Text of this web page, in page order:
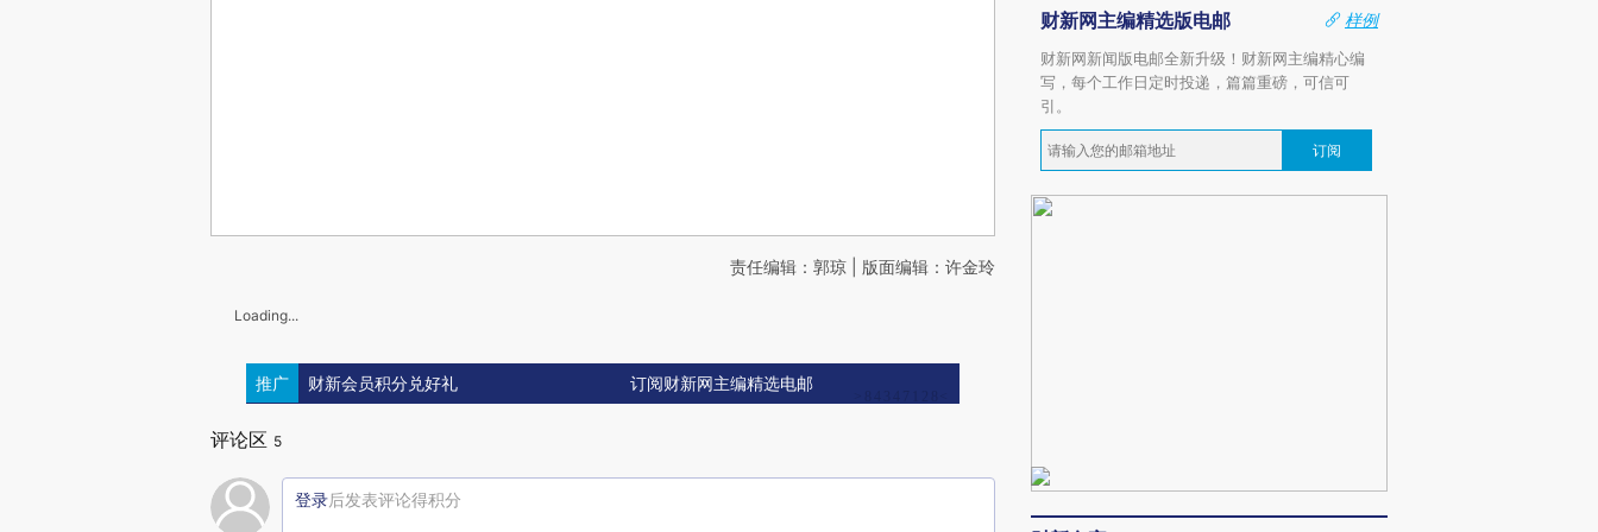
责任编辑：郭琼 | 版面编辑：许金玲
Loading...
推广 财新会员积分兑好礼 订阅财新网主编精选电邮
评论区 5
登录后发表评论得积分
财新网主编精选版电邮
样例
财新网新闻版电邮全新升级！财新网主编精心编
写，每个工作日定时投递，篇篇重磅，可信可
引。
订阅